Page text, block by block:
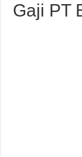
Gaji PT